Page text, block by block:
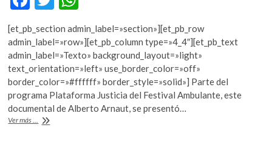
e
b
o
o
k
itt
er
at
s
A
p
p
[et_pb_section admin_label=»section»][et_pb_row
admin_label=»row»][et_pb_column type=»4_4″][et_pb_text
admin_label=»Texto» background_layout=»light»
text_orientation=»left» use_border_color=»off»
border_color=»#ffffff» border_style=»solid»] Parte del
programa Plataforma Justicia del Festival Ambulante, este
documental de Alberto Arnaut, se presentó…
Ver más ...
“Hasta